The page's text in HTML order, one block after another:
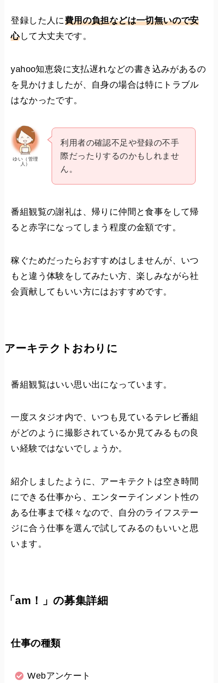
登録した人に費用の負担などは一切無いので安
心して大丈夫です。
yahoo知恵袋に支払遅れなどの書き込みがあるの
を見かけましたが、自身の場合は特にトラブル
はなかったです。
ゆい（管理
人）
利用者の確認不足や登録の不手
際だったりするのかもしれませ
ん。
番組観覧の謝礼は、帰りに仲間と食事をして帰
ると赤字になってしまう程度の金額です。
稼ぐためだったらおすすめはしませんが、いつ
もと違う体験をしてみたい方、楽しみながら社
会貢献してもいい方にはおすすめです。
アーキテクトおわりに
番組観覧はいい思い出になっています。
一度スタジオ内で、いつも見ているテレビ番組
がどのように撮影されているか見てみるもの良
い経験ではないでしょうか。
紹介しましたように、アーキテクトは空き時間
にできる仕事から、エンターテインメント性の
ある仕事まで様々なので、自分のライフステー
ジに合う仕事を選んで試してみるのもいいと思
います。
「am！」の募集詳細
仕事の種類
Webアンケート